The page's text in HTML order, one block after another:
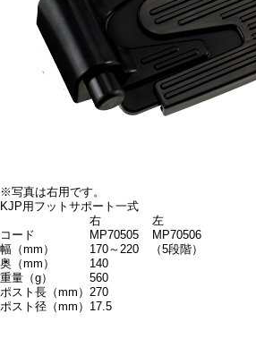
※写真は右用です。
KJP用フットサポート一式
右
左
コード
MP70505
MP70506
幅（mm）
170～220 （5段階）
奥（mm）
140
重量（g）
560
ポスト長（mm） 270
ポスト径（mm） 17.5